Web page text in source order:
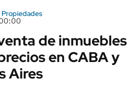
Propiedades
de inmuebles
en CABA y
Aires